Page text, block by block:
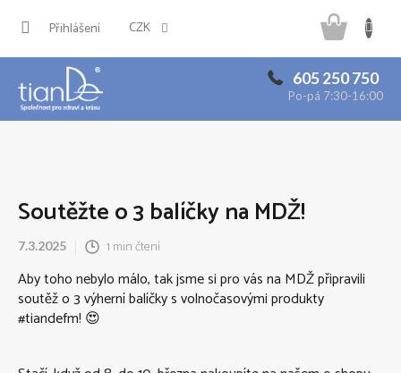
CZK
Přihlášení
605 250 750
Po-pá 7:30-16:00
košík
Soutěžte o 3 balíčky na MDŽ!
7.3.2025 1 min čtení
Aby toho nebylo málo, tak jsme si pro vás na MDŽ připravili
soutěž o 3 výherní balíčky s volnočasovými produkty
#tiandefm! 😍